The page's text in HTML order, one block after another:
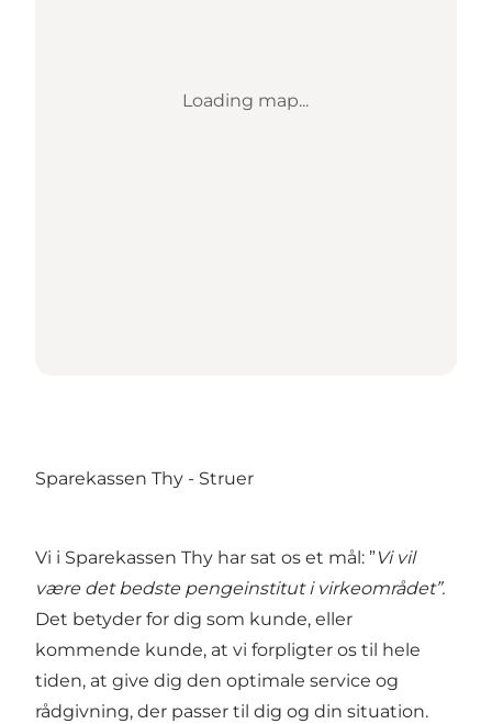
Loading map...
Sparekassen Thy - Struer
Vi i Sparekassen Thy har sat os et mål: ”Vi vil
være det bedste pengeinstitut i virkeområdet”.
Det betyder for dig som kunde, eller
kommende kunde, at vi forpligter os til hele
tiden, at give dig den optimale service og
rådgivning, der passer til dig og din situation.